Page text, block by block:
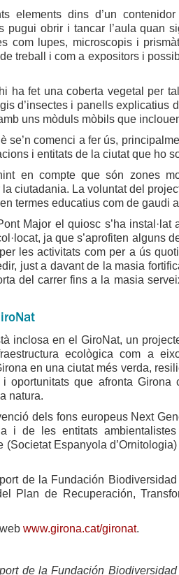
elements dins d’un contenidor
pugui obrir i tancar l’aula quan
com lupes, microscopis i
treball i com a expositors i
ha fet una coberta vegetal per
d’insectes i panells explicatius
uns mòduls mòbils que
se’n comenci a fer ús,
i entitats de la ciutat que ho
en compte que són zones
ciutadania. La voluntat del
termes educatius com de gaudi
Major el quiosc s’ha
ja que s’aprofiten alguns
les activitats com per a ús
just a davant de la masia
del carrer fins a la masia
inclosa en el GiroNat, un
ecològica com a
en una ciutat més verda,
oportunitats que afronta
natura.
dels fons europeus Next
i de les entitats
Espanyola
de la Fundación
Plan de Recuperación,
www.girona.cat/gironat.
de la Fundación